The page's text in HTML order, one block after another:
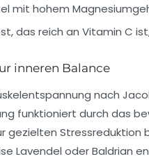
mit hohem
das reich an Vitamin C
inneren Balance
nach
funktioniert durch das
gezielten
Lavendel oder Baldrian